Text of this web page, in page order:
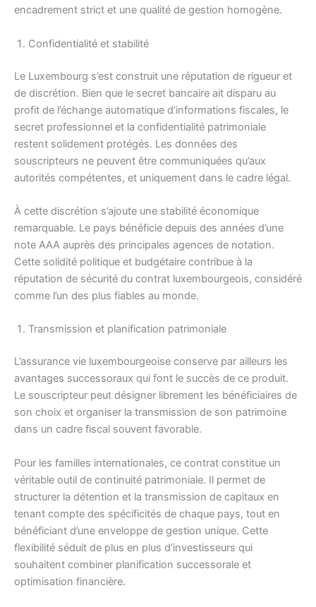
encadrement strict et une qualité de gestion homogène.
Confidentialité et stabilité
Le Luxembourg s’est construit une réputation de rigueur et
de discrétion. Bien que le secret bancaire ait disparu au
profit de l’échange automatique d’informations fiscales, le
secret professionnel et la confidentialité patrimoniale
restent solidement protégés. Les données des
souscripteurs ne peuvent être communiquées qu’aux
autorités compétentes, et uniquement dans le cadre légal.
À cette discrétion s’ajoute une stabilité économique
remarquable. Le pays bénéficie depuis des années d’une
note AAA auprès des principales agences de notation.
Cette solidité politique et budgétaire contribue à la
réputation de sécurité du contrat luxembourgeois, considéré
comme l’un des plus fiables au monde.
Transmission et planification patrimoniale
L’assurance vie luxembourgeoise conserve par ailleurs les
avantages successoraux qui font le succès de ce produit.
Le souscripteur peut désigner librement les bénéficiaires de
son choix et organiser la transmission de son patrimoine
dans un cadre fiscal souvent favorable.
Pour les familles internationales, ce contrat constitue un
véritable outil de continuité patrimoniale. Il permet de
structurer la détention et la transmission de capitaux en
tenant compte des spécificités de chaque pays, tout en
bénéficiant d’une enveloppe de gestion unique. Cette
flexibilité séduit de plus en plus d’investisseurs qui
souhaitent combiner planification successorale et
optimisation financière.